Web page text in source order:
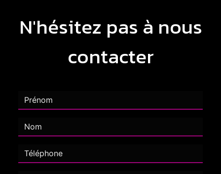
N'hésitez pas à nous
contacter